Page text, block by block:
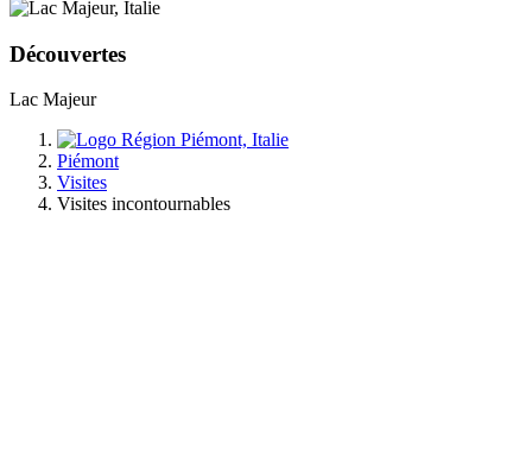
Découvertes
Lac Majeur
Previous
Next
Piémont
Visites
Visites incontournables